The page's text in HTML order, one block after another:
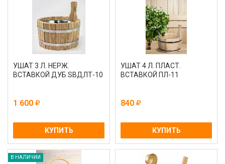
УШАТ 3 Л. НЕРЖ.
ВСТАВКОЙ ДУБ SBДЛТ-10
1 600
КУПИТЬ
УШАТ 4 Л. ПЛАСТ.
ВСТАВКОЙ ПЛ-11
840
КУПИТЬ
В НАЛИЧИИ